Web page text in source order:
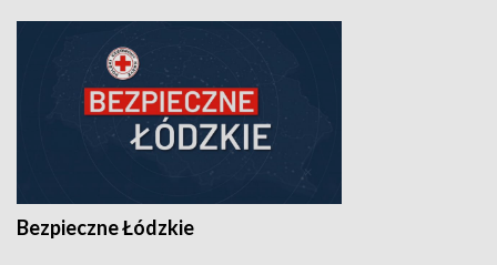
Bezpieczne Łódzkie